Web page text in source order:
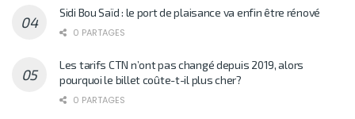
Sidi Bou Saïd : le port de plaisance va enfin être rénové
0 PARTAGES
Les tarifs CTN n’ont pas changé depuis 2019, alors
pourquoi le billet coûte-t-il plus cher?
0 PARTAGES